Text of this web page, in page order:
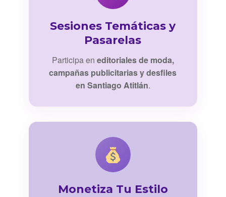
Sesiones Temáticas y
Pasarelas
Participa en editoriales de moda,
campañas publicitarias y desfiles
en Santiago Atitlán.
Monetiza Tu Estilo